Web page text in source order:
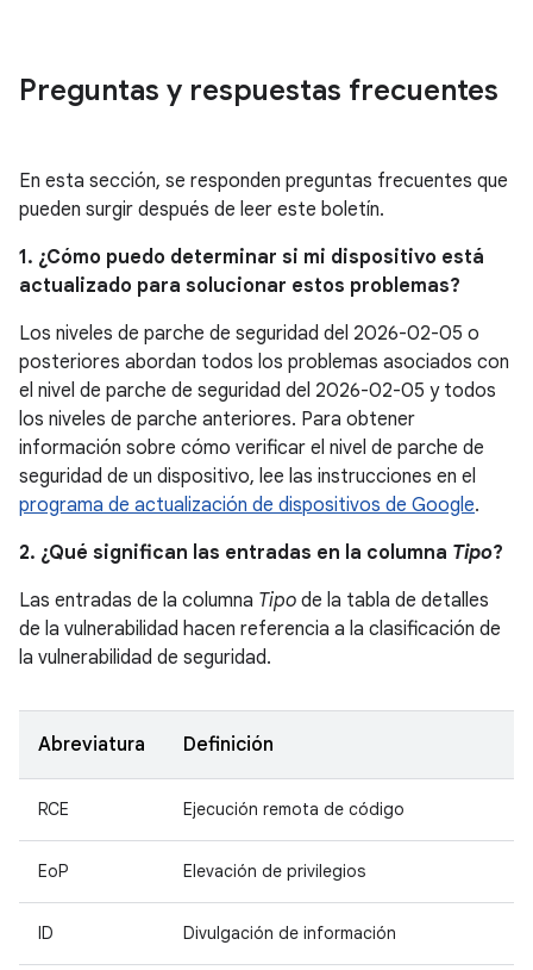
Preguntas y respuestas frecuentes
En esta sección, se responden preguntas frecuentes que
pueden surgir después de leer este boletín.
1. ¿Cómo puedo determinar si mi dispositivo está
actualizado para solucionar estos problemas?
Los niveles de parche de seguridad del 2026-02-05 o
posteriores abordan todos los problemas asociados con
el nivel de parche de seguridad del 2026-02-05 y todos
los niveles de parche anteriores. Para obtener
información sobre cómo verificar el nivel de parche de
seguridad de un dispositivo, lee las instrucciones en el
programa de actualización de dispositivos de Google.
2. ¿Qué significan las entradas en la columna Tipo?
Las entradas de la columna Tipo de la tabla de detalles
de la vulnerabilidad hacen referencia a la clasificación de
la vulnerabilidad de seguridad.
Abreviatura Definición
RCE Ejecución remota de código
EoP Elevación de privilegios
ID Divulgación de información